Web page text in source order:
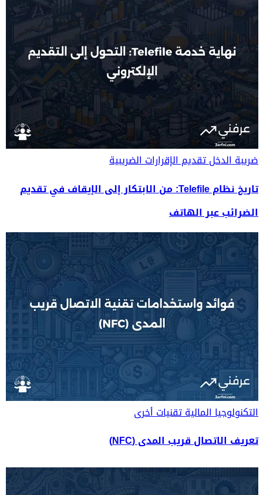
ضريبة الدخلتقديم الإقرارات الضريبية
تاريخ نظام Telefile: من الابتكار إلى الإيقاف في تقديم
الضرائب عبر الهاتف
التكنولوجيا الماليةتقنيات أخرى
تعريف الاتصال قريب المدى (NFC)